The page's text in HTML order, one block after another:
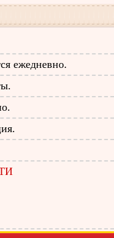
ежедневно.